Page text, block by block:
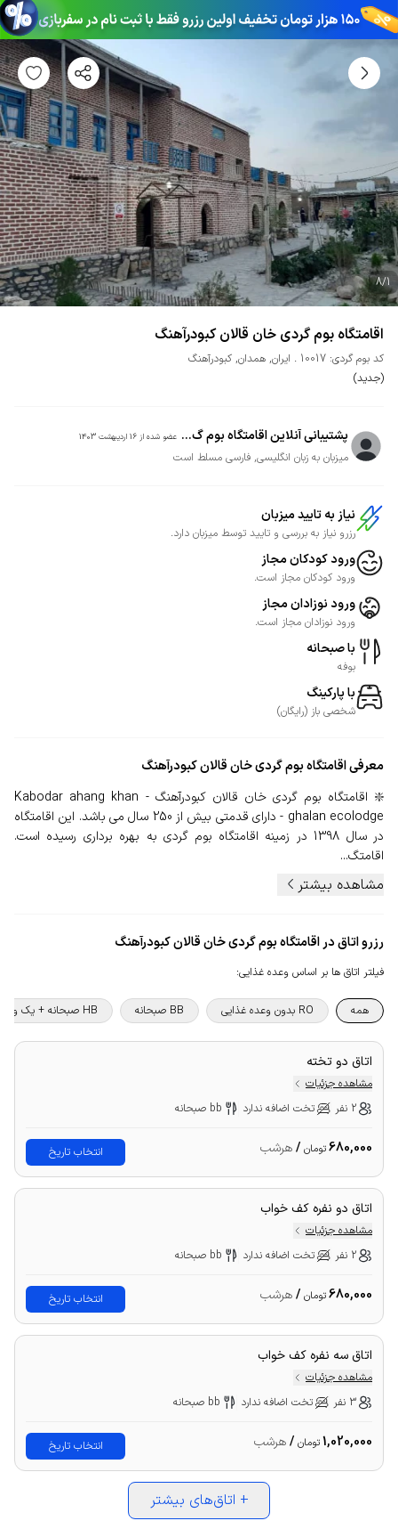
8/1
اقامتگاه بوم گردی خان قالان کبودرآهنگ
کد بوم گردی: 10017 ایران, همدان, کبودرآهنگ
(جدید)
پشتیبانی آنلاین اقامتگاه بوم گ... عضو شده از 16 اردیبهشت 1403
میزبان به زبان انگلیسی, فارسی مسلط است
نیاز به تایید میزبان
رزرو نیاز به بررسی و تایید توسط میزبان دارد.
ورود کودکان مجاز
ورود کودکان مجاز است.
ورود نوزادان مجاز
ورود نوزادان مجاز است.
با صبحانه
بوفه
با پارکینگ
شخصی باز (رایگان)
معرفیاقامتگاه بوم گردی خان قالان کبودرآهنگ
❇️ اقامتگاه بوم گردی خان قالان کبودرآهنگ - Kabodar ahang khan
ghalan ecolodge - دارای قدمتی بیش از 250 سال می باشد. این اقامتگاه
در سال 1398 در زمینه اقامتگاه بوم گردی به بهره برداری رسیده است.
اقامتگ...
مشاهده بیشتر
رزرو اتاق در اقامتگاه بوم گردی خان قالان کبودرآهنگ
فیلتر اتاق ها بر اساس وعده غذایی:
همه RO بدون وعده غذایی BB صبحانه HB صبحانه + یک وعده غذا
اتاق دو تخته
مشاهده جزئیات
2 نفر
تخت اضافه ندارد bb صبحانه
680,000تومان /هرشب انتخاب تاریخ
اتاق دو نفره کف خواب
مشاهده جزئیات
2 نفر
تخت اضافه ندارد bb صبحانه
680,000تومان /هرشب انتخاب تاریخ
اتاق سه نفره کف خواب
مشاهده جزئیات
3 نفر
تخت اضافه ندارد bb صبحانه
1,020,000تومان /هرشب انتخاب تاریخ
+ اتاق‌های بیشتر